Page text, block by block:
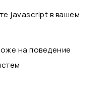
javascript в вашем
на поведение